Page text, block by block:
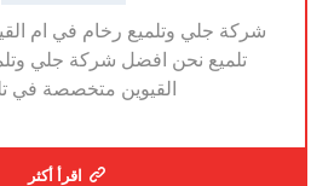
تلميع نحن افضل شركة جلي
القيوين متخصصة في
اقرأ أكثر